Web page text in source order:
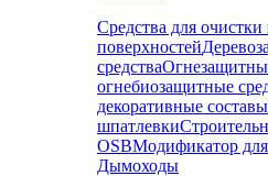
Средства для
поверхностей
средства
огнебиозащитные
декоративные составы
шпатлевки
OSBМодификатор для
Дымоходы